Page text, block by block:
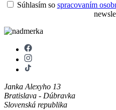
Súhlasím so spracovaním
Janka Alexyho 13
Bratislava - Dúbravka
Slovenská republika